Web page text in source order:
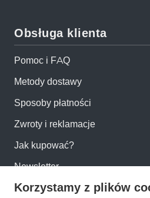
Obsługa klienta
Pomoc i FAQ
Metody dostawy
Sposoby płatności
Zwroty i reklamacje
Jak kupować?
Newsletter
Korzystamy z plików